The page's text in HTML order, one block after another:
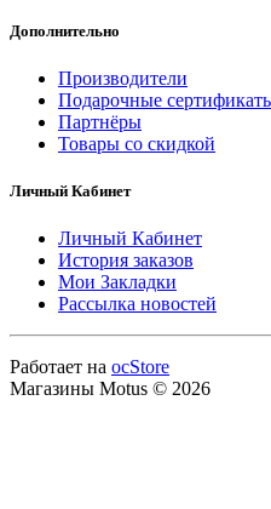
Дополнительно
Производители
Подарочные
Партнёры
Товары со скидкой
Личный Кабинет
Личный Кабинет
История заказов
Мои Закладки
Рассылка новостей
Работает на ocStore
Магазины Motus © 2026